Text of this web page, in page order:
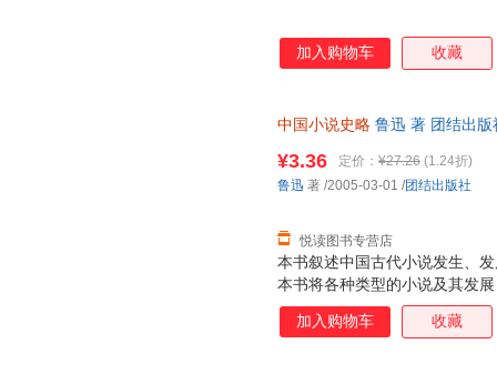
加入购物车 收藏
中国小说史略 鲁迅 著 团结出
本书叙述中国古代小说发生、
本书将各种类型的小说及其发
出一条脉络清晰的数千年中国
隋之古小说36种，搜集宋至清
¥3.36 定价： ¥27.26 (1.24折)
悦读图书专营店
鲁迅 著 /2005-03-01 /团结出版社
加入购物车 收藏